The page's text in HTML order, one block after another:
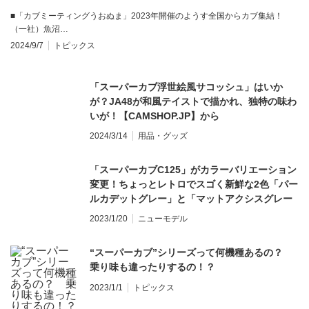
■「カブミーティングうおぬま」2023年開催のようす全国からカブ集結！
（一社）魚沼…
2024/9/7
トピックス
「スーパーカブ浮世絵風サコッシュ」はいか
が？JA48が和風テイストで描かれ、独特の味わ
いが！【CAMSHOP.JP】から
2024/3/14 用品・グッズ
「スーパーカブC125」がカラーバリエーション
変更！ちょっとレトロでスゴく新鮮な2色「パー
ルカデットグレー」と「マットアクシスグレー
メタリック」を新設定
2023/1/20 ニューモデル
“スーパーカブ”シリーズって何機種あるの？
乗り味も違ったりするの！？
2023/1/1 トピックス